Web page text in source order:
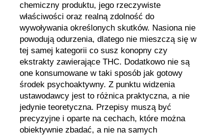
chemiczny produktu, jego rzeczywiste
właściwości oraz realną zdolność do
wywoływania określonych skutków. Nasiona nie
powodują odurzenia, dlatego nie mieszczą się w
tej samej kategorii co susz konopny czy
ekstrakty zawierające THC. Dodatkowo nie są
one konsumowane w taki sposób jak gotowy
środek psychoaktywny. Z punktu widzenia
ustawodawcy jest to różnica praktyczna, a nie
jedynie teoretyczna. Przepisy muszą być
precyzyjne i oparte na cechach, które można
obiektywnie zbadać, a nie na samych